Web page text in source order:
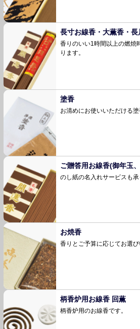
長寸お線香・大薫香・長
香りのいい1時間以上の燃焼
ります。
塗香
お清めにお使いいただける塗
ご贈答用お線香(御年玉
のし紙の名入れサービスも承
お焼香
香りとご予算に応じてお選び
柄香炉用お線香 回薫
柄香炉用のお線香です。